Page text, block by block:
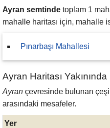
Ayran semtinde toplam 1
mahalle haritası için, mahalle
Pınarbaşı Mahallesi
Ayran Haritası
Ayran çevresinde bulunan
arasındaki mesafeler.
Yer